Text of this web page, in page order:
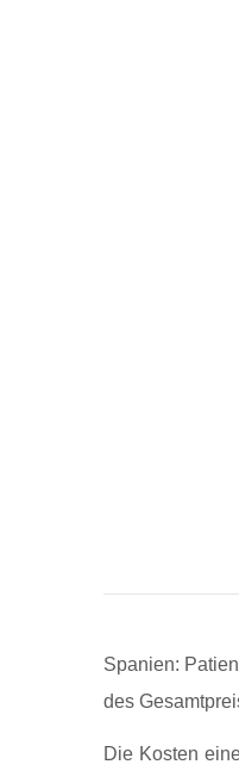
Spanien:
des
Die Kosten